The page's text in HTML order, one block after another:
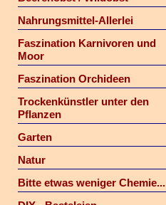
Nahrungsmittel-Allerlei
Faszination Karnivoren und
Moor
Faszination Orchideen
Trockenkünstler unter den
Pflanzen
Garten
Natur
Bitte etwas weniger Chemie...